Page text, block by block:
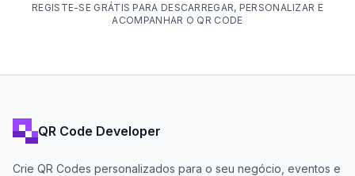
REGISTE-SE GRÁTIS PARA DESCARREGAR, PERSONALIZAR E
ACOMPANHAR O QR CODE
QR Code Developer
Crie QR Codes personalizados para o seu negócio, eventos e